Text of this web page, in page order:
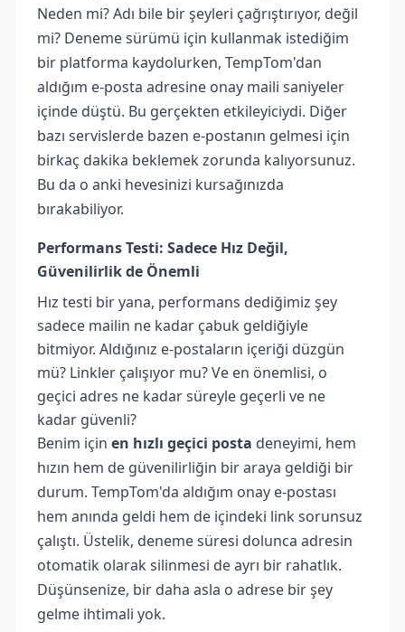
Neden mi? Adı bile bir şeyleri çağrıştırıyor, değil
mi? Deneme sürümü için kullanmak istediğim
bir platforma kaydolurken, TempTom'dan
aldığım e-posta adresine onay maili saniyeler
içinde düştü. Bu gerçekten etkileyiciydi. Diğer
bazı servislerde bazen e-postanın gelmesi için
birkaç dakika beklemek zorunda kalıyorsunuz.
Bu da o anki hevesinizi kursağınızda
bırakabiliyor.
Performans Testi: Sadece Hız Değil,
Güvenilirlik de Önemli
Hız testi bir yana, performans dediğimiz şey
sadece mailin ne kadar çabuk geldiğiyle
bitmiyor. Aldığınız e-postaların içeriği düzgün
mü? Linkler çalışıyor mu? Ve en önemlisi, o
geçici adres ne kadar süreyle geçerli ve ne
kadar güvenli?
Benim için en hızlı geçici posta deneyimi, hem
hızın hem de güvenilirliğin bir araya geldiği bir
durum. TempTom'da aldığım onay e-postası
hem anında geldi hem de içindeki link sorunsuz
çalıştı. Üstelik, deneme süresi dolunca adresin
otomatik olarak silinmesi de ayrı bir rahatlık.
Düşünsenize, bir daha asla o adrese bir şey
gelme ihtimali yok.